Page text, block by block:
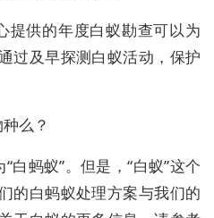
提供的年度白蚁勘查可以为
过及早探测白蚁活动，保护
么？
白蚂蚁”。但是，“白蚁”这个
的白蚂蚁处理方案与我们的